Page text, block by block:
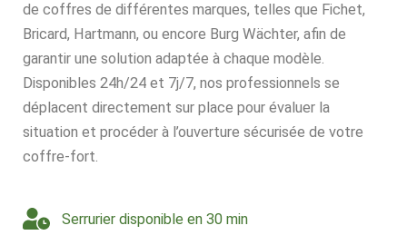
de coffres de différentes marques, telles que Fichet,
Bricard, Hartmann, ou encore Burg Wächter, afin de
garantir une solution adaptée à chaque modèle.
Disponibles 24h/24 et 7j/7, nos professionnels se
déplacent directement sur place pour évaluer la
situation et procéder à l’ouverture sécurisée de votre
coffre-fort.
Serrurier disponible en 30 min